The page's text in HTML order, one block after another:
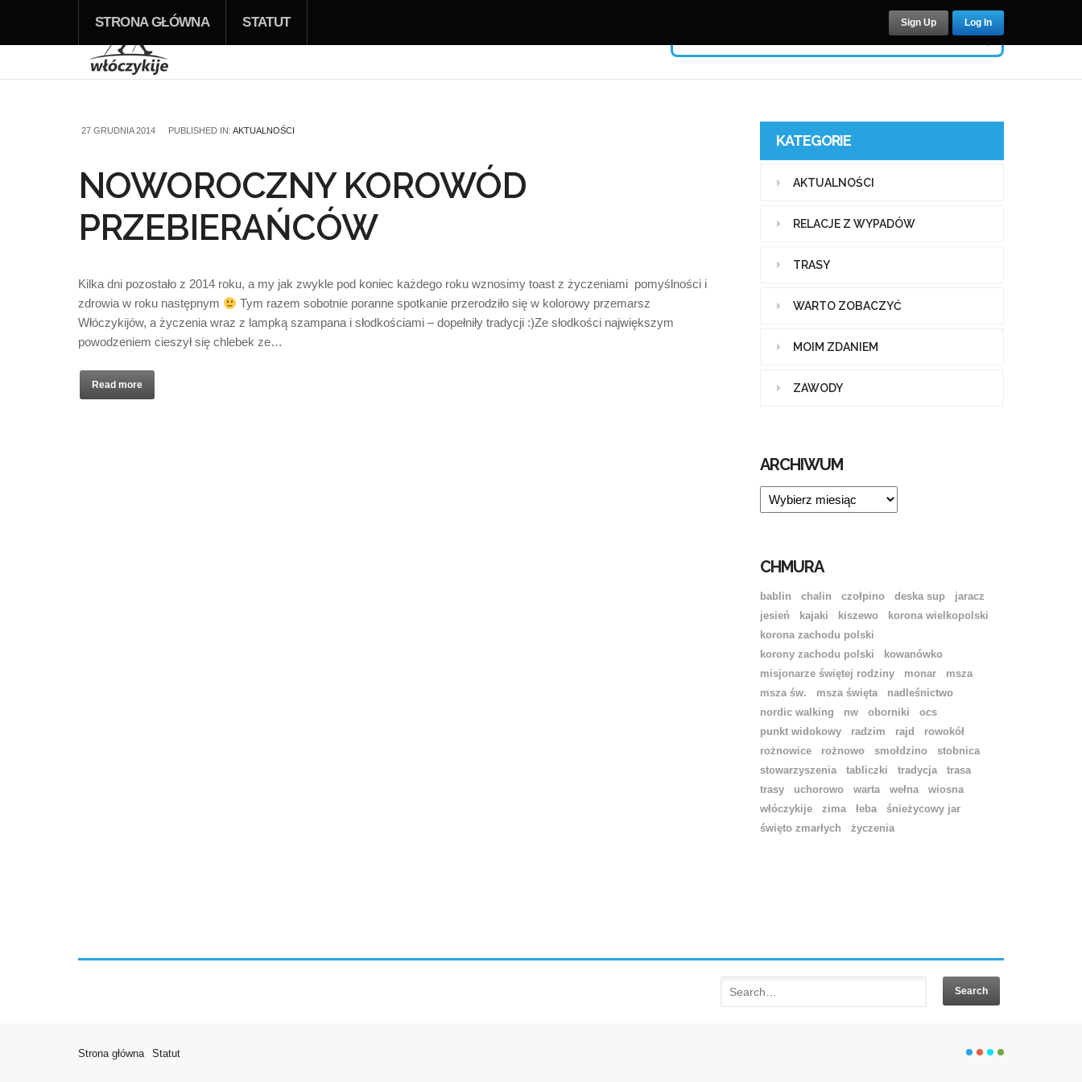
STRONA GŁÓWNA STATUT Log In
Sign Up
27 GRUDNIA 2014 PUBLISHED IN: AKTUALNOŚCI
NOWOROCZNY KOROWÓD
PRZEBIERAŃCÓW
Kilka dni pozostało z 2014 roku, a my jak zwykle pod koniec każdego roku wznosimy toast z życzeniami pomyślności i
zdrowia w roku następnym
Tym razem sobotnie poranne spotkanie przerodziło się w kolorowy przemarsz
Włóczykijów, a życzenia wraz z lampką szampana i słodkościami – dopełniły tradycji :)Ze słodkości największym
powodzeniem cieszył się chlebek ze…
Read more
KATEGORIE
AKTUALNOŚCI
RELACJE Z WYPADÓW
TRASY
WARTO ZOBACZYĆ
MOIM ZDANIEM
ZAWODY
ARCHIWUM
ARCHIWUM
CHMURA
bablin chalin czołpino deska sup
jaracz
jesień
kajaki kiszewo
korona wielkopolski
korona zachodu polski
korony zachodu polski
kowanówko
misjonarze świętej rodziny
monar
msza
msza św.
msza święta
nadleśnictwo
nordic walking
nw oborniki
ocs
punkt widokowy
radzim rajd
rowokół
rożnowice
rożnowo smołdzino
stobnica
stowarzyszenia
tabliczki tradycja
trasa
trasy
uchorowo warta wełna
wiosna
włóczykije
zima łeba
śnieżycowy jar
święto zmarłych
życzenia
Strona główna Statut
USERNAME
Remember Me